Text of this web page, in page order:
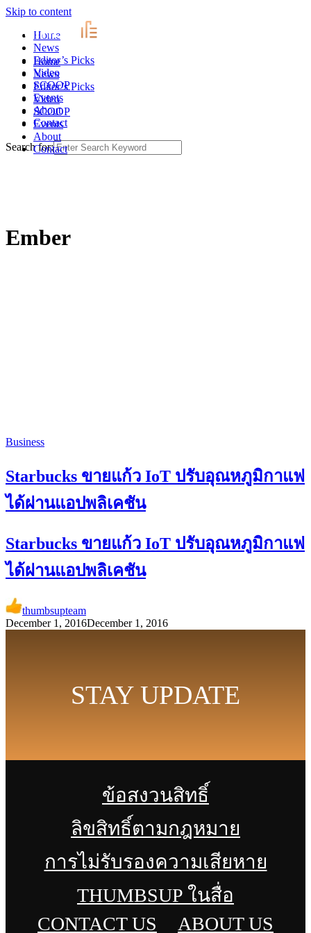
Skip to content
Home
News
Editor’s Picks
Video
SCOOP
Events
About
Contact
Home
News
Editor’s Picks
Video
SCOOP
Events
About
Contact
Search for:
Ember
Business
Starbucks ขายแก้ว IoT ปรับอุณหภูมิกาแฟ
ได้ผ่านแอปพลิเคชัน
Starbucks ขายแก้ว IoT ปรับอุณหภูมิกาแฟ
ได้ผ่านแอปพลิเคชัน
thumbsupteam
December 1, 2016December 1, 2016
STAY UPDATE
ข้อสงวนสิทธิ์
ลิขสิทธิ์ตามกฎหมาย
การไม่รับรองความเสียหาย
THUMBSUP ในสื่อ
CONTACT US
ABOUT US